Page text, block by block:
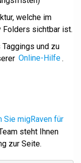
welche im
Folders sichtbar ist.
und zu
Online-Hilfe .
Sie migRaven für
steht Ihnen
zur Seite.